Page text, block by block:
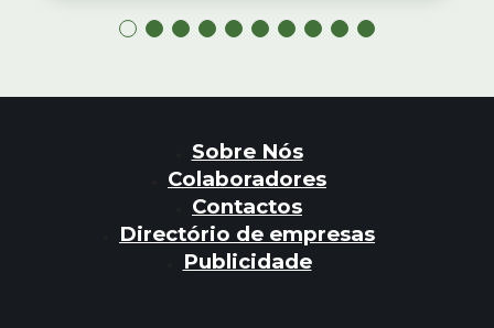
Sobre Nós
Colaboradores
Contactos
Directório de empresas
Publicidade